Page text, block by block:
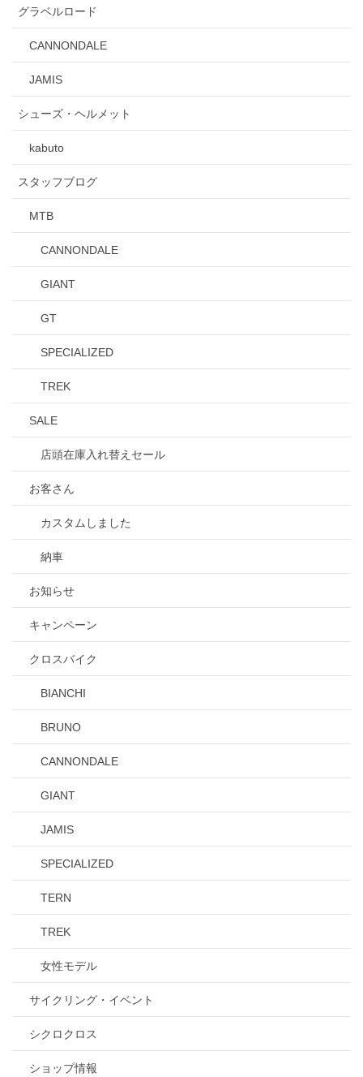
グラベルロード
CANNONDALE
JAMIS
シューズ・ヘルメット
kabuto
スタッフブログ
MTB
CANNONDALE
GIANT
GT
SPECIALIZED
TREK
SALE
店頭在庫入れ替えセール
お客さん
カスタムしました
納車
お知らせ
キャンペーン
クロスバイク
BIANCHI
BRUNO
CANNONDALE
GIANT
JAMIS
SPECIALIZED
TERN
TREK
女性モデル
サイクリング・イベント
シクロクロス
ショップ情報